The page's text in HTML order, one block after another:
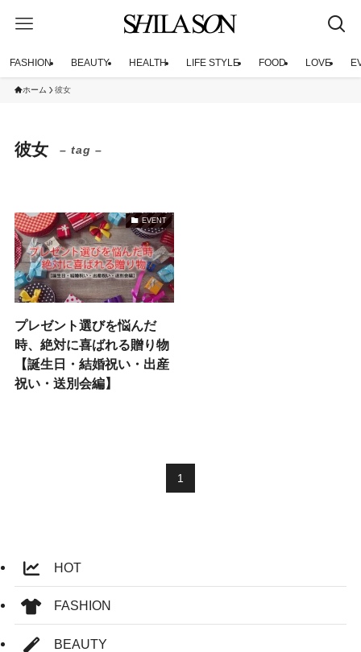
FASHION BEAUTY HEALTH LIFE STYLE FOOD LOVE
ホーム 彼女
彼女 – tag –
EVENT
プレゼント選びを悩んだ
時、絶対に喜ばれる贈り物
【誕生日・結婚祝い・出産
祝い・送別会編】
1
HOT
FASHION
BEAUTY